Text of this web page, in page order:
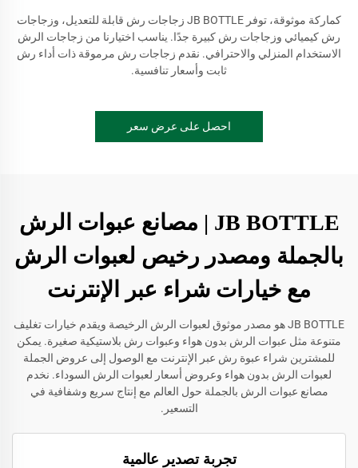
كماركة موثوقة، توفر JB BOTTLE زجاجات رش قابلة للتعديل، وزجاجات
رش كيميائي وزجاجات رش كبيرة جدًا. يناسب اختيارنا من زجاجات الرش
الاستخدام المنزلي والاحترافي. نقدم زجاجات رش مرموقة ذات أداء رش
ثابت وأسعار تنافسية.
احصل على عرض سعر
JB BOTTLE | مصانع عبوات الرش
بالجملة ومصدر رخيص لعبوات الرش
مع خيارات شراء عبر الإنترنت
JB BOTTLE هو مصدر موثوق لعبوات الرش الرخيصة ويقدم خيارات تغليف
متنوعة مثل عبوات الرش بدون هواء وعبوات رش بلاستيكية صغيرة. يمكن
للمشترين شراء عبوة رش عبر الإنترنت مع الوصول إلى عروض الجملة
لعبوات الرش بدون هواء وعروض أسعار لعبوات الرش السوداء. نخدم
مصانع عبوات الرش بالجملة حول العالم مع إنتاج سريع وشفافية في
التسعير.
تجربة تصدير عالمية